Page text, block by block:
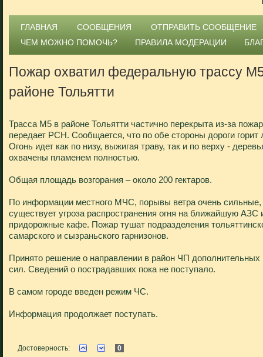
ГЛАВНАЯ СООБЩЕНИЯ
ОТПРАВИТЬ СООБЩЕНИЕ
ЧЕМ МОЖНО ПОМОЧЬ?
ПРАВИЛА МОДЕРАЦИИ
Пожар охватил федеральную трассу
районе Тольятти
Трасса М5 в районе Тольятти частично перекрыта из-за
передает РСН. Сообщается, что по обе стороны дороги горит
Огонь идет как по низу, выжигая траву, так и по верху -
охвачены пламенем полностью.
Общая площадь возгорания – около 200 гектаров.
По информации местного МЧС, порывы ветра очень сильные,
существует угроза распространения огня на ближайшую АЗС
придорожные кафе. Пожар тушат подразделения
самарского и сызраньского гарнизонов.
Принято решение о направлении в район ЧП дополнительных
сил. Сведений о пострадавших пока не поступало.
В самом городе введен режим ЧС.
Информация продолжает поступать.
Достоверность: 0